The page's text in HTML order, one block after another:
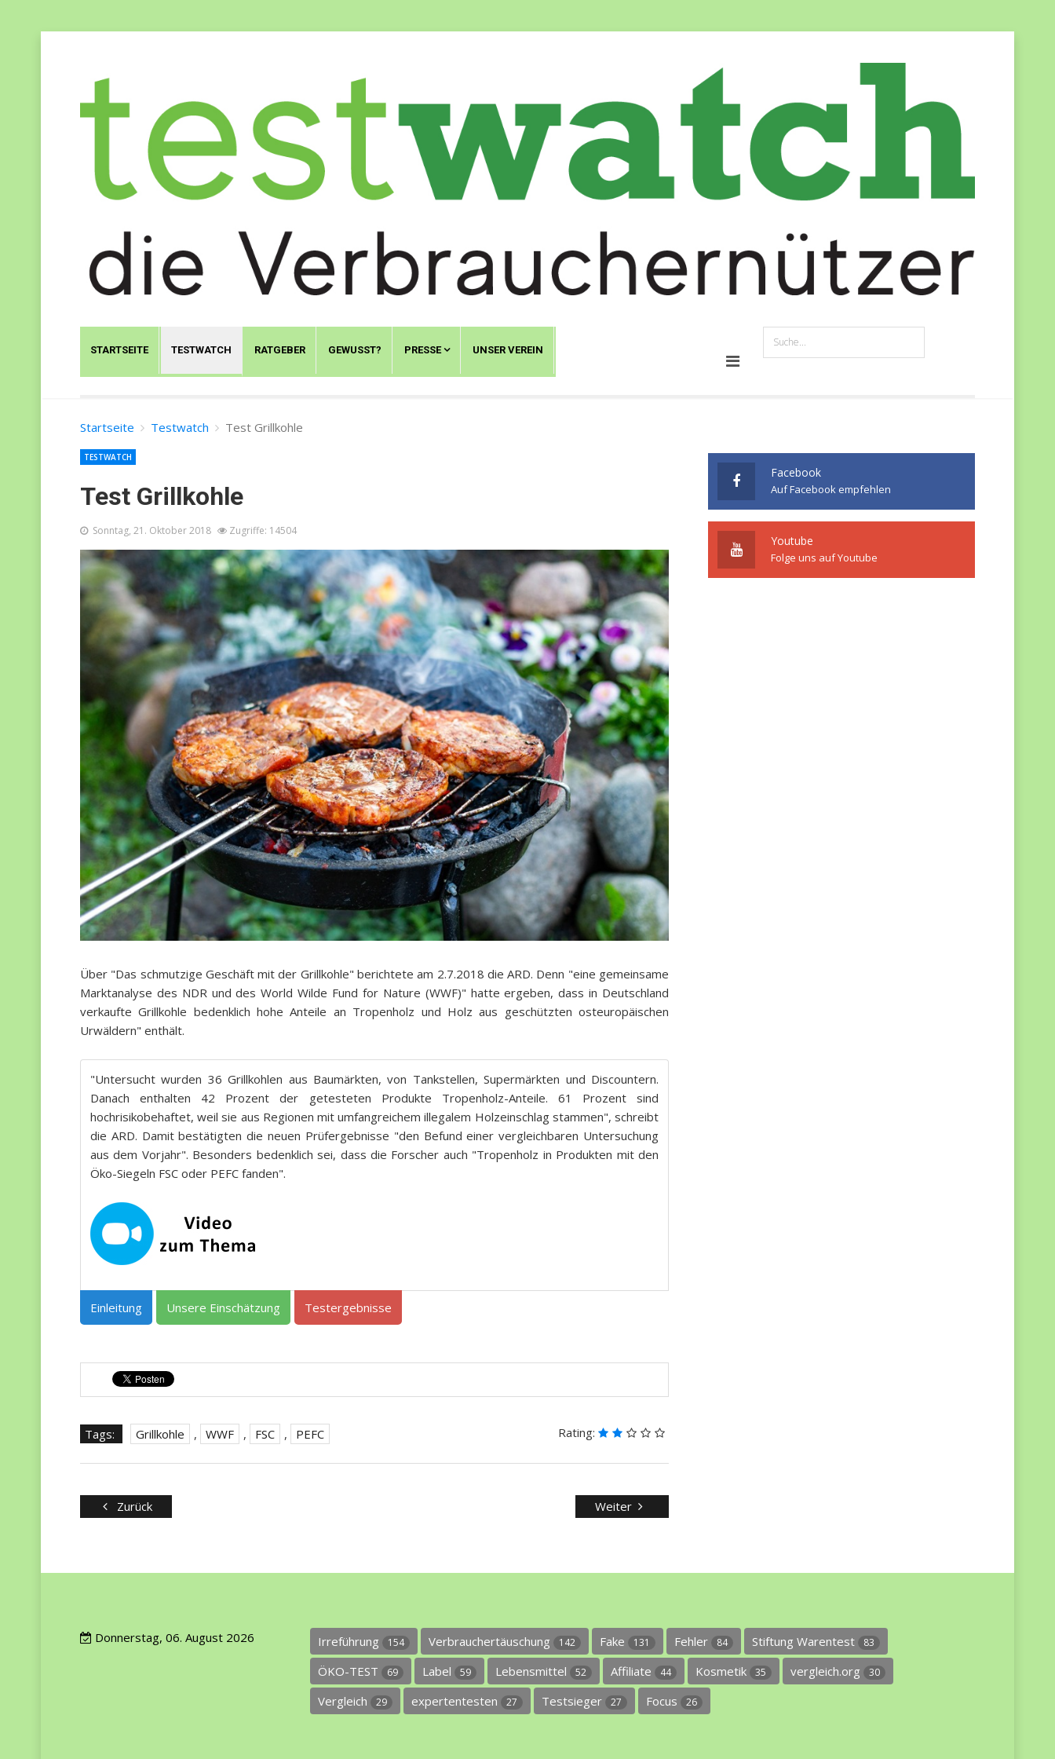
STARTSEITE TESTWATCH RATGEBER GEWUSST? PRESSE UNSER VEREIN
Startseite Testwatch Test Grillkohle
Test Grillkohle
TESTWATCH
Sonntag, 21. Oktober 2018 Zugriffe: 14504
Über "Das schmutzige Geschäft mit der Grillkohle" berichtete am 2.7.2018 die ARD. Denn "eine gemeinsame
Marktanalyse des NDR und des World Wilde Fund for Nature (WWF)" hatte ergeben, dass in Deutschland
verkaufte Grillkohle bedenklich hohe Anteile an Tropenholz und Holz aus geschützten osteuropäischen
Urwäldern" enthält.
"Untersucht wurden 36 Grillkohlen aus Baumärkten, von Tankstellen, Supermärkten und Discountern.
Danach enthalten 42 Prozent der getesteten Produkte Tropenholz-Anteile. 61 Prozent sind
hochrisikobehaftet, weil sie aus Regionen mit umfangreichem illegalem Holzeinschlag stammen", schreibt
die ARD. Damit bestätigten die neuen Prüfergebnisse "den Befund einer vergleichbaren Untersuchung
aus dem Vorjahr". Besonders bedenklich sei, dass die Forscher auch "Tropenholz in Produkten mit den
Öko-Siegeln FSC oder PEFC fanden".
Einleitung Unsere Einschätzung Testergebnisse
Tags: Grillkohle , WWF , FSC , PEFC Rating:
Zurück Weiter
Facebook
Auf Facebook empfehlen
Youtube
Folge uns auf Youtube
Donnerstag, 06. August 2026 Irreführung 154 Verbrauchertäuschung 142 Fake 131 Fehler 84 Stiftung Warentest 83
ÖKO-TEST 69 Label 59 Lebensmittel 52 Affiliate 44 Kosmetik 35 vergleich.org 30
Vergleich 29 expertentesten 27 Testsieger 27 Focus 26